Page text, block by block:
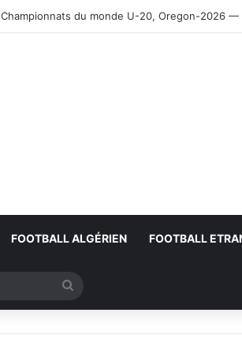
Championnats du monde U-20, Oregon-2026 —
FOOTBALL ALGÉRIEN FOOTBALL